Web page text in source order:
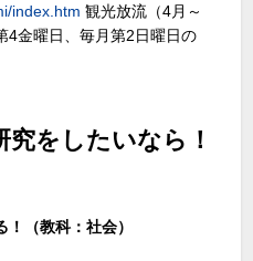
index.htm 観光放流（4月～
4金曜日、毎月第2日曜日の
をしたいなら！
（教科：社会）